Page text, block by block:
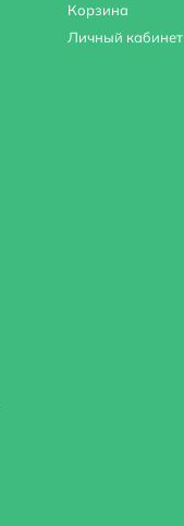
Корзина
Личный кабинет